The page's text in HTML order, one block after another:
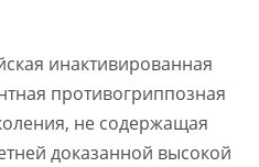
инактивированная
противогриппозная
не содержащая
доказанной высокой